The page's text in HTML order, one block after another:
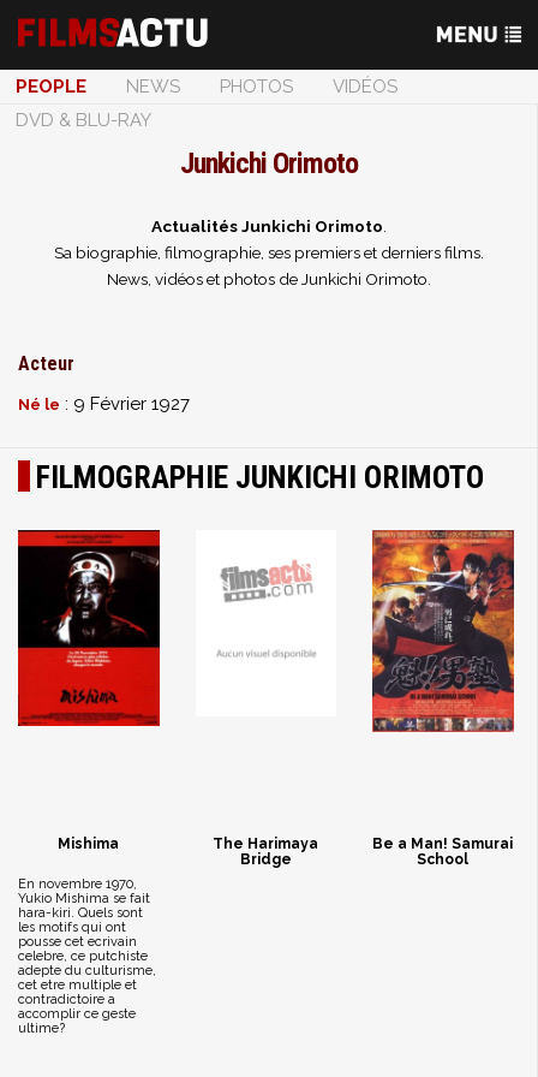
PEOPLE NEWS PHOTOS
VIDÉOS
DVD & BLU-RAY
Junkichi Orimoto
Actualités Junkichi Orimoto
Sa biographie, filmographie, ses premiers et derniers films.
News, vidéos et photos de Junkichi Orimoto.
Acteur
Né le : 9 Février 1927
FILMOGRAPHIE JUNKICHI ORIMOTO
Mishima
En novembre 1970,
Yukio Mishima se fait
hara-kiri. Quels sont
les motifs qui ont
pousse cet ecrivain
celebre, ce putchiste
adepte du culturisme,
cet etre multiple et
contradictoire a
accomplir ce geste
ultime?
The Harimaya
Bridge
Be a Man! Samurai
School